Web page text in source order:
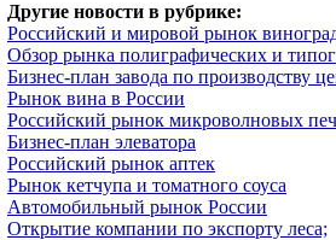
Другие новости в рубрике:
Российский и мировой рынок
Обзор рынка полиграфических и
Бизнес-план завода по производству
Рынок вина в России
Российский рынок микроволновых
Бизнес-план элеватора
Российский рынок аптек
Рынок кетчупа и томатного соуса
Автомобильный рынок России
Открытие компании по экспорту леса;